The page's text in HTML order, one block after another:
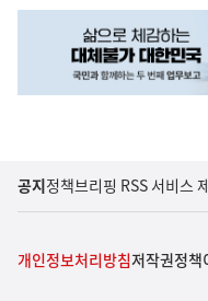
공지정책브리핑 RSS 서비스
개인정보처리방침저작권정책